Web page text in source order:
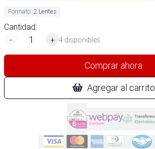
Formato: 2 Lentes
Cantidad:
-
+ 4 disponibles
Comprar ahora
Agregar al carrito